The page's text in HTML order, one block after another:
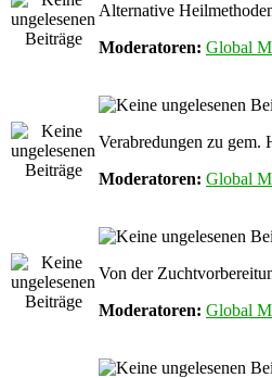
Alternative
Moderatoren: Global
Verabredungen zu gem.
Moderatoren: Global
Von der
Moderatoren: Global